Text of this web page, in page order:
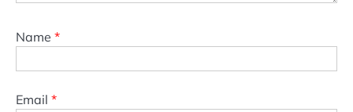
Name *
Email *